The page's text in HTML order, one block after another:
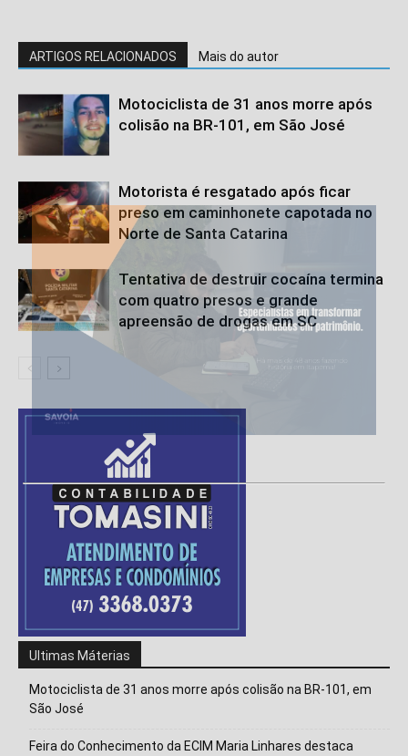
ARTIGOS RELACIONADOS Mais do autor
Motociclista de 31 anos morre após
colisão na BR-101, em São José
Motorista é resgatado após ficar
preso em caminhonete capotada no
Norte de Santa Catarina
Tentativa de destruir cocaína termina
com quatro presos e grande
apreensão de drogas em SC
Ultimas Máterias
Motociclista de 31 anos morre após colisão na BR-101, em
São José
Feira do Conhecimento da ECIM Maria Linhares destaca